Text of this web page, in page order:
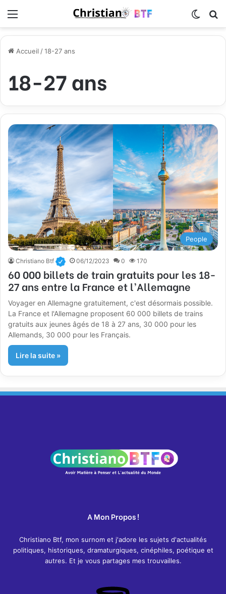
Accueil /18-27 ans
18-27 ans
People
Christiano Btf 06/12/2023 0 170
60 000 billets de train gratuits pour les 18-
27 ans entre la France et l’Allemagne
Voyager en Allemagne gratuitement, c'est désormais possible.
La France et l'Allemagne proposent 60 000 billets de trains
gratuits aux jeunes âgés de 18 à 27 ans, 30 000 pour les
Allemands, 30 000 pour les Français.
Lire la suite »
A Mon Propos !
Christiano Btf, mon surnom et j'adore les sujets d'actualités
politiques, historiques, dramaturgiques, cinéphiles, poétique et
autres. Et je vous partages mes trouvailles.